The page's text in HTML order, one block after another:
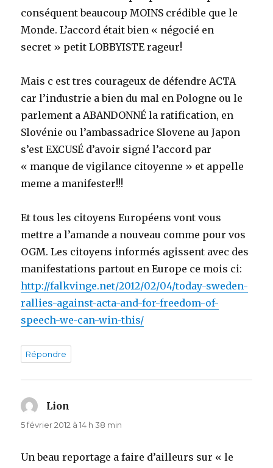
conséquent beaucoup MOINS crédible que le
Monde. L’accord était bien « négocié en
secret » petit LOBBYISTE rageur!
Mais c est tres courageux de défendre ACTA
car l’industrie a bien du mal en Pologne ou le
parlement a ABANDONNÉ la ratification, en
Slovénie ou l’ambassadrice Slovene au Japon
s’est EXCUSÉ d’avoir signé l’accord par
« manque de vigilance citoyenne » et appelle
meme a manifester!!!
Et tous les citoyens Européens vont vous
mettre a l’amande a nouveau comme pour vos
OGM. Les citoyens informés agissent avec des
manifestations partout en Europe ce mois ci:
http://falkvinge.net/2012/02/04/today-sweden-
rallies-against-acta-and-for-freedom-of-
speech-we-can-win-this/
Répondre
Lion
5 février 2012 à 14 h 38 min
Un beau reportage a faire d’ailleurs sur « le